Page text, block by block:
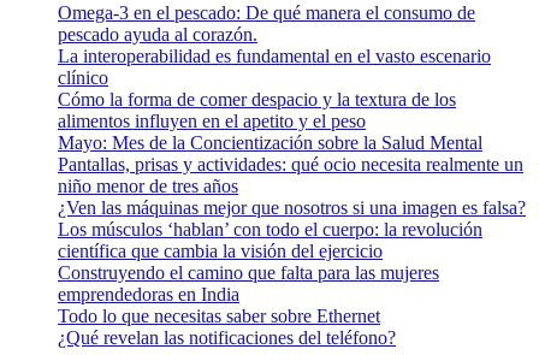
Omega-3 en el pescado: De qué manera el consumo de
pescado ayuda al corazón.
La interoperabilidad es fundamental en el vasto escenario
clínico
Cómo la forma de comer despacio y la textura de los
alimentos influyen en el apetito y el peso
Mayo: Mes de la Concientización sobre la Salud Mental
Pantallas, prisas y actividades: qué ocio necesita realmente un
niño menor de tres años
¿Ven las máquinas mejor que nosotros si una imagen es falsa?
Los músculos ‘hablan’ con todo el cuerpo: la revolución
científica que cambia la visión del ejercicio
Construyendo el camino que falta para las mujeres
emprendedoras en India
Todo lo que necesitas saber sobre Ethernet
¿Qué revelan las notificaciones del teléfono?